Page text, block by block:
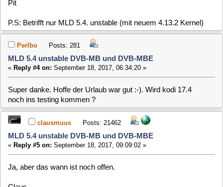
« Reply #5 on:September 18, 2017, 09:09:02 »
Ja, aber das wann ist noch offen.
Claus
Perlbo Posts: 281
MLD 5.4 unstable DVB-MB und DVB-MBE
«Reply #6 on:September 18, 2017, 09:26:35 »
Spätestens wenn aus unstable testing wird oder ;-)
Perlbo Posts: 281
MLD 5.4 unstable DVB-MB und DVB-MBE
«Reply #7 on:September 18, 2017, 10:51:22 »
Habe gerade versucht dvb-mb zu installieren. Leider wird